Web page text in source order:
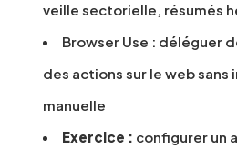
veille sectorielle, résumés
Browser Use : déléguer
des actions sur le web sans
manuelle
Exercice : configurer un